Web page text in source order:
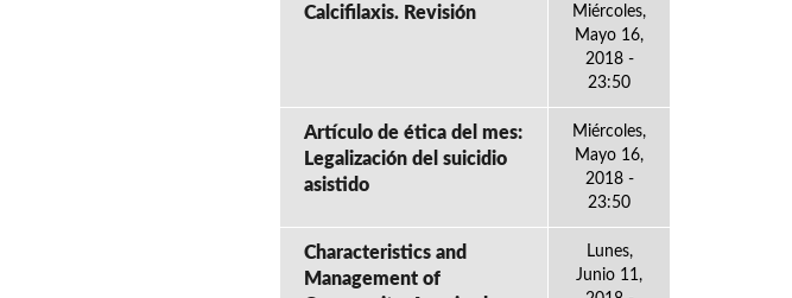
Calcifilaxis. Revisión
Miércoles,
Mayo 16,
2018 -
23:50
Artículo de ética del mes:
Legalización del suicidio
asistido
Miércoles,
Mayo 16,
2018 -
23:50
Characteristics and
Management of
Lunes,
Junio 11,